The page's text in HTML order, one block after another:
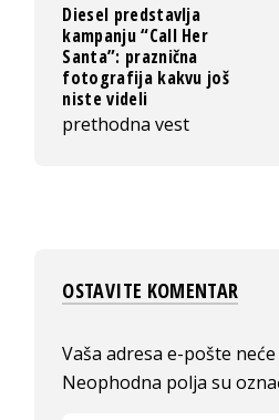
Diesel predstavlja
kampanju “Call Her
Santa”: praznična
fotografija kakvu još
niste videli
prethodna vest
OSTAVITE KOMENTAR
Vaša adresa e-pošte
Neophodna polja su